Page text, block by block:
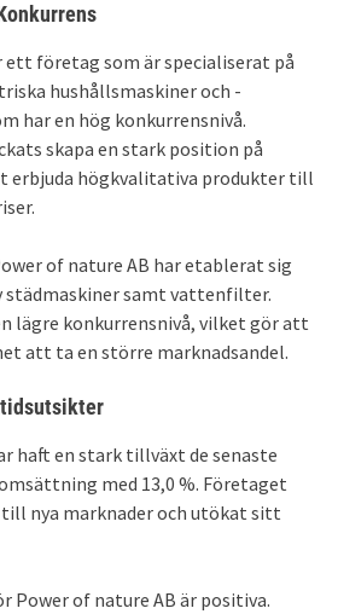
ett företag som är specialiserat på
hushållsmaskiner och -
har en hög konkurrensnivå.
skapa en stark position på
erbjuda högkvalitativa produkter till
of nature AB har etablerat sig
städmaskiner samt vattenfilter.
lägre konkurrensnivå, vilket gör att
att ta en större marknadsandel.
haft en stark tillväxt de senaste
med 13,0 %. Företaget
till nya marknader och utökat sitt
Power of nature AB är positiva.